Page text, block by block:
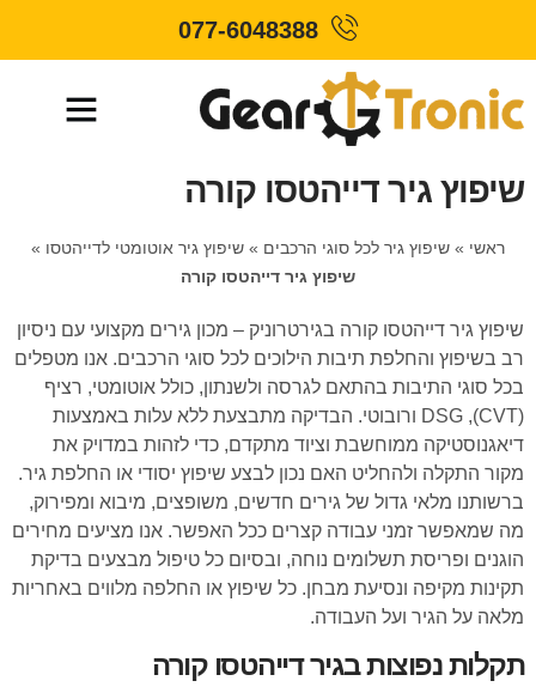
077-6048388
שיפוץ גיר דייהטסו קורה
ראשי » שיפוץ גיר לכל סוגי הרכבים » שיפוץ גיר אוטומטי לדייהטסו »
שיפוץ גיר דייהטסו קורה
שיפוץ גיר דייהטסו קורה בגירטרוניק – מכון גירים מקצועי עם ניסיון
רב בשיפוץ והחלפת תיבות הילוכים לכל סוגי הרכבים. אנו מטפלים
בכל סוגי התיבות בהתאם לגרסה ולשנתון, כולל אוטומטי, רציף
(CVT), DSG ורובוטי. הבדיקה מתבצעת ללא עלות באמצעות
דיאגנוסטיקה ממוחשבת וציוד מתקדם, כדי לזהות במדויק את
מקור התקלה ולהחליט האם נכון לבצע שיפוץ יסודי או החלפת גיר.
ברשותנו מלאי גדול של גירים חדשים, משופצים, מיבוא ומפירוק,
מה שמאפשר זמני עבודה קצרים ככל האפשר. אנו מציעים מחירים
הוגנים ופריסת תשלומים נוחה, ובסיום כל טיפול מבצעים בדיקת
תקינות מקיפה ונסיעת מבחן. כל שיפוץ או החלפה מלווים באחריות
מלאה על הגיר ועל העבודה.
תקלות נפוצות בגיר דייהטסו קורה